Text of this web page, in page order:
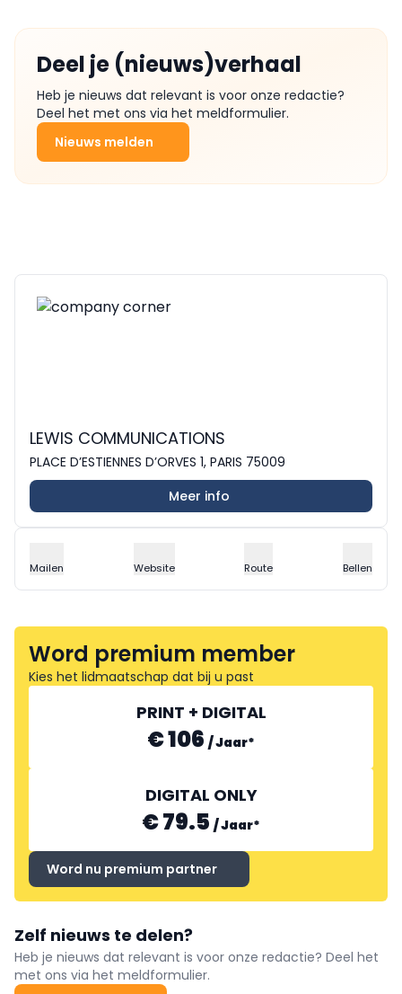
Deel je (nieuws)verhaal
Heb je nieuws dat relevant is voor onze redactie?
Deel het met ons via het meldformulier.
Nieuws melden
LEWIS COMMUNICATIONS
PLACE D’ESTIENNES D’ORVES 1, PARIS 75009
Meer info
Mailen Website Route Bellen
Word premium member
Kies het lidmaatschap dat bij u past
PRINT + DIGITAL
€ 106 /Jaar*
DIGITAL ONLY
€ 79.5 /Jaar*
Word nu premium partner
Zelf nieuws te delen?
Heb je nieuws dat relevant is voor onze redactie? Deel het
met ons via het meldformulier.